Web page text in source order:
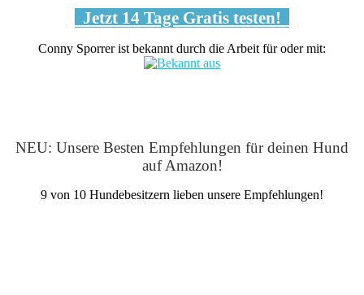
Jetzt 14 Tage Gratis testen!
Conny Sporrer ist bekannt durch die Arbeit für oder mit:
NEU: Unsere Besten Empfehlungen für deinen Hund
auf Amazon!
9 von 10 Hundebesitzern lieben unsere Empfehlungen!